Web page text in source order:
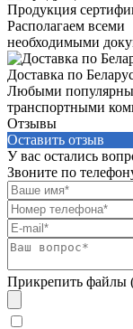
Продукция
Располагаем всеми
необходимыми
Доставка по
Любыми
транспортными
Отзывы
Оставить отзыв
У вас остались
Звоните по
Прикрепить файлы